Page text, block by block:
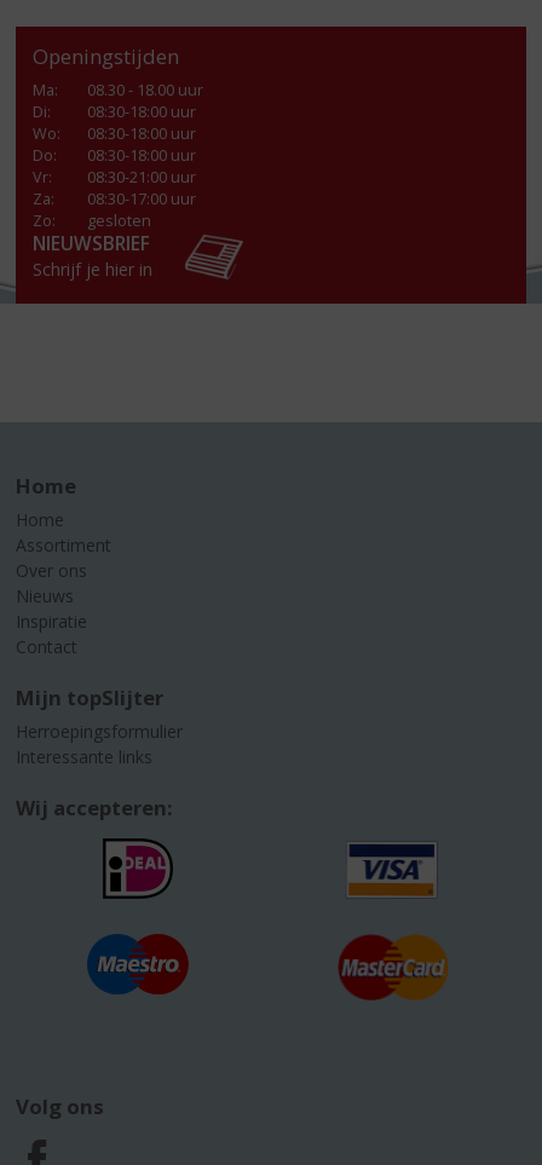
Openingstijden
Ma:
08.30 - 18.00 uur
Di:
08:30-18:00 uur
Wo:
08:30-18:00 uur
Do:
08:30-18:00 uur
Vr:
08:30-21:00 uur
Za:
08:30-17:00 uur
Zo:
gesloten
NIEUWSBRIEF
Schrijf je hier in
Home
Home
Assortiment
Over ons
Nieuws
Inspiratie
Contact
Mijn topSlijter
Herroepingsformulier
Interessante links
Wij accepteren:
Volg ons